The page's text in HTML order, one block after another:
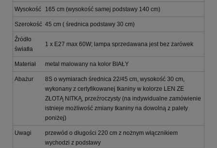
Wysokość 165 cm (wysokość samej podstawy 140 cm)
Szerokość 45 cm ( średnica podstawy 30 cm)
Źródło
światła
1 x E27 max 60W; lampa sprzedawana jest bez żarówek
Materiał metal malowany na kolor BIAŁY
Abażur
8S o wymiarach średnica 22/45 cm, wysokość 30 cm,
wykonany z certyfikowanej tkaniny w kolorze LEN ZE
ZŁOTĄ NITKĄ, przeźroczysty (na indywidualne zamówienie
istnieje możliwość zmiany tkaniny na dowolną z palety
poniżej)
Uwagi
przewód o długości 220 cm z nożnym włącznikiem
wychodzi z podstawy